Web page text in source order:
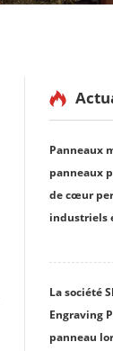
Panneaux
panneaux
de cœur
industriels
La société
Engraving
panneau